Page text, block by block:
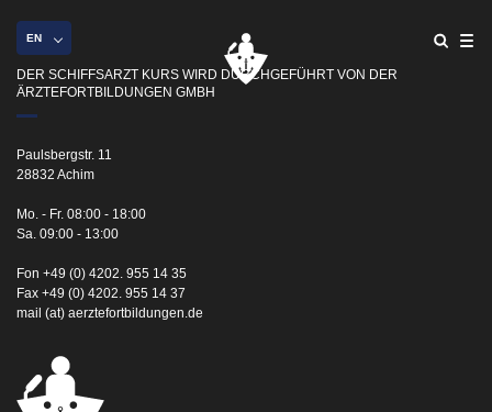
EN
DER SCHIFFSARZT KURS WIRD DURCHGEFÜHRT VON DER
ÄRZTEFORTBILDUNGEN GMBH
Paulsbergstr. 11
28832 Achim
Mo. - Fr. 08:00 - 18:00
Sa. 09:00 - 13:00
Fon +49 (0) 4202. 955 14 35
Fax +49 (0) 4202. 955 14 37
mail (at) aerztefortbildungen.de